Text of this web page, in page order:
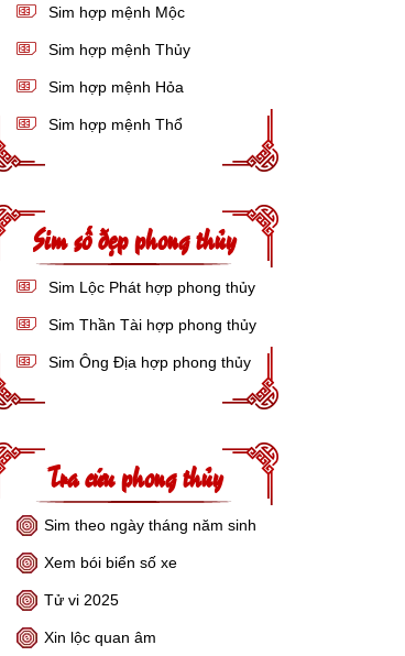
Sim hợp mệnh Mộc
Sim hợp mệnh Thủy
Sim hợp mệnh Hỏa
Sim hợp mệnh Thổ
Sim số đẹp phong thủy
Sim Lộc Phát hợp phong thủy
Sim Thần Tài hợp phong thủy
Sim Ông Địa hợp phong thủy
Tra cứu phong thủy
Sim theo ngày tháng năm sinh
Xem bói biển số xe
Tử vi 2025
Xin lộc quan âm